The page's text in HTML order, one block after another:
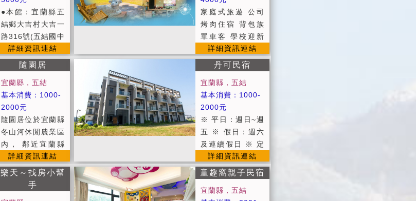
●入住時請記得出
示您的證件，以便
登記。 ●為維護住
宿品質，如需加床
請事先告知。 ●為
維護住宿環境，室
內請勿吸煙及攜帶
寵物，不便之處請
見諒。 ●公共設
施：免費供應洗衣
機、冰溫熱電解水
飲水機、 ●寬頻上
網(含Wi - Fi需自
備電腦) ●附設便
利停車場地 ●自行
車(需事先預約) ●
知。 (每加一人加
500元，加一床加
600元) 每間房第
一位小朋友(6歲以
下)不收費（不另
附盥洗用品、寢具
及早餐；如需者，
酌收300元） 第二
位需收加人或加床
費用（另附盥洗用
品．寢具及早
餐）。 包棟方
面，限10人內，每
加一人加500元，
每加一床加600
元。 小朋友(6歲
品質，室內請勿吸
煙。 ※維護住宿
品質，室內請勿攜
帶寵物，如有攜帶
寵物，每隻寵物依
體型大小酌收清潔
費用 （小型犬：
如貴賓酌收100
元；中型犬：如柴
犬酌收150元；大
型犬：如拉拉、黃
金獵犬酌收200
元） 是否規定放
入籠內：否（如有
籠子，建議攜帶）
※包 棟：平日8,
雙人房) ■12人包
棟(使用1間四人房
+1間六人房+1間
雙人房) ●公共設
施：寬頻上網（需
自備電腦)、飲水
機、客廳。 ●包棟
可使用廚房，需事
先告知。 ●備有免
費停車場、免費自
行車。 ●提供第四
台有線頻道電視。
●提供旅遊資訊服
務。 ●代購綠色博
覽會門票。 ●近羅
東夜市約5-7分
參考，實際房價依
官網為主 提供幼
兒彈跳鞦韆(限2歲
以下孩童使用，需
要使用此設施請於
訂房時先行告知民
般輕鬆自在 一種
美好的感受 裝載
著對親情、愛情或
友情的回憶 ▉2人
即可包棟喔!! ▉平
日/假日加人800
000 ▉平日：週日
至週四 ▉假日：
週五至週六 ▉定
價：春節及連續假
日 ▉包棟：最多
可10人入住 (0~6
歲不佔床酌收400
元) 只要入住都可
享受不被打擾的vi
●本館：宜蘭縣五
結鄉大吉村大吉一
路316號(五結國中
後方) ●新館：宜
蘭縣五結鄉孝威路
333巷1、3號(孝
威國小正方) ＊平
日：週一~週四 ＊
旺日：週日及連續
假日前、後一日
＊假日：週六、連
續假日 ＊定價：
農曆除夕及春節假
日 ＊貼心服務：
提供精緻早餐服
詳細資訊連結
家庭式旅遊 公司
烤肉住宿 背包族
單車客 學校迎新
退休渡假 假日包
棟首選 環境清幽
寧靜 **包棟分4
人，6人，8人，不
分平假日均一價**
▉進房時間：當日
下午15:00以後；
退房時間：翌日上
午11:00以前。 ▉
假日限六人以上包
棟唷(可電洽彈性
可睡至12人。 ▉
詳細資訊連結
隨園居
宜蘭縣，五結
基本消費：1000-
2000元
隨園居位於宜蘭縣
冬山河休閒農業區
內， 鄰近宜蘭縣
最美麗的冬山河親
水公園 及全國最
具地方文化特色的
傳統藝術中心 交
詳細資訊連結
丹可民宿
宜蘭縣，五結
基本消費：1000-
2000元
※ 平日：週日~週
五 ※ 假日：週六
及連續假日 ※ 定
價：農曆春節期間
※ 暑假不加價 ■
貼心服務： ■公共
設施：客廳、廚
詳細資訊連結
樂天～找房小幫
手
童趣窩親子民宿
宜蘭縣，五結